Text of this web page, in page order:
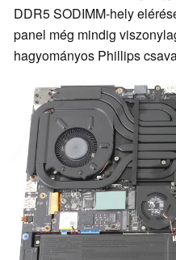
DDR5 SODIMM-hely
panel még mindig
hagyományos Phillips